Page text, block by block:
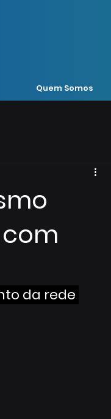
Quem Somos
da rede